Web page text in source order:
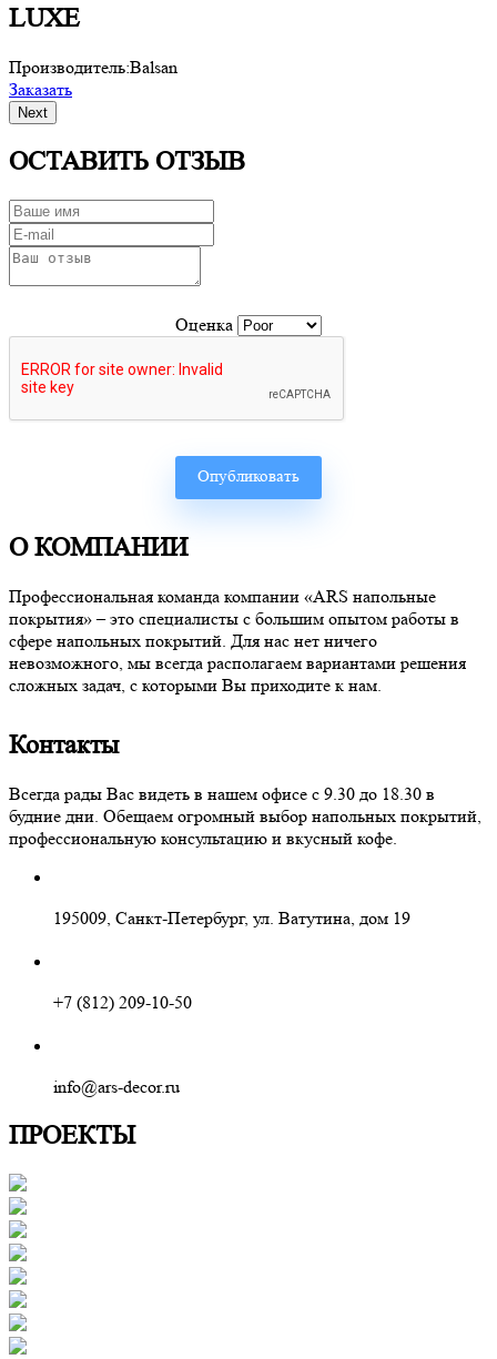
LUXE
Производитель:Balsan
Заказать
Next
ОСТАВИТЬ ОТЗЫВ
Оценка
О КОМПАНИИ
Профессиональная команда компании «ARS напольные
покрытия» – это специалисты с большим опытом работы в
сфере напольных покрытий. Для нас нет ничего
невозможного, мы всегда располагаем вариантами решения
сложных задач, с которыми Вы приходите к нам.
Контакты
Всегда рады Вас видеть в нашем офисе с 9.30 до 18.30 в
будние дни. Обещаем огромный выбор напольных покрытий,
профессиональную консультацию и вкусный кофе.
195009, Санкт-Петербург, ул. Ватутина, дом 19
+7 (812) 209-10-50
info@ars-decor.ru
ПРОЕКТЫ